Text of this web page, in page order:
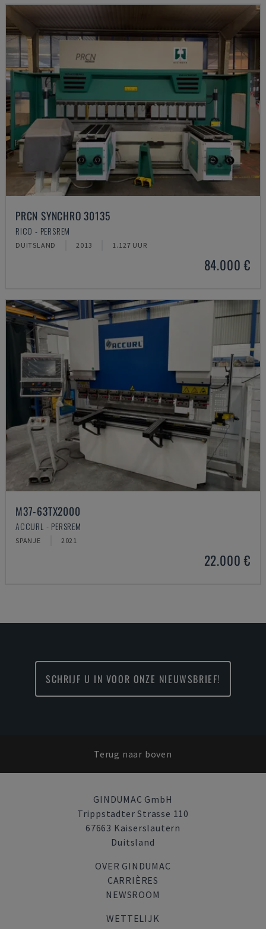
PRCN SYNCHRO 30135
RICO - PERSREM
DUITSLAND 2013 1.127 UUR
84.000 €
M37-63TX2000
ACCURL - PERSREM
SPANJE 2021
22.000 €
SCHRIJF U IN VOOR ONZE NIEUWSBRIEF!
Terug naar boven
GINDUMAC GmbH
Trippstadter Strasse 110
67663 Kaiserslautern
Duitsland
OVER GINDUMAC
CARRIÈRES
NEWSROOM
WETTELIJK